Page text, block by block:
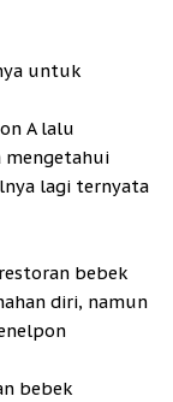
untuk
A lalu
mengetahui
lagi ternyata
bebek
diri, namun
bebek